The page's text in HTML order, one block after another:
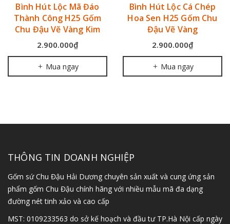
Bình Hút Lộc Mã Đáo
Thành Công H25 Gốm
Chu Đậu Vẽ Vàng Kim
2.900.000₫
Mua ngay
Bình Hút Lộc Cá Chép
Hoa Sen H25 Gốm Chu
Đậu Vẽ Vàng
2.900.000₫
Mua ngay
THÔNG TIN DOANH NGHIỆP
Gốm sứ Chu Đậu Hải Dương chuyên sản xuất và cung ứng sản
phẩm gốm Chu Đậu chính hãng với nhiều mẫu mã đa dạng
đường nét tinh xảo và cao cấp
MST: 0109233563 do sở kế hoạch và đầu tư TP.Hà Nội cấp ngày